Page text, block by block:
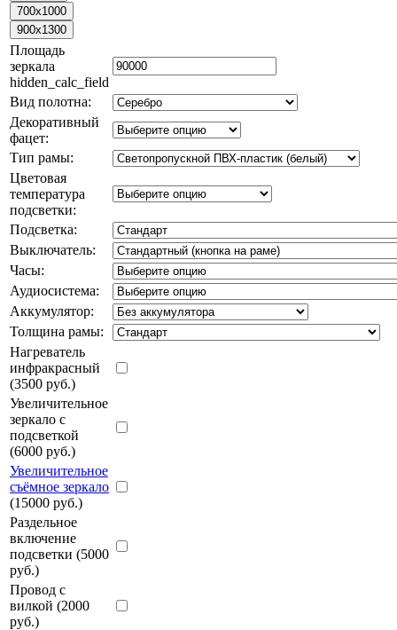
Площадь
зеркала
hidden_calc_field
Вид полотна:
Декоративный
фацет:
Тип рамы:
Цветовая
температура
подсветки:
Подсветка:
Выключатель:
Часы:
Аудиосистема:
Аккумулятор:
Толщина рамы:
Нагреватель
инфракрасный
(3500 руб.)
Увеличительное
зеркало с
подсветкой
(6000 руб.)
Увеличительное
съёмное зеркало
(15000 руб.)
Раздельное
включение
подсветки (5000
руб.)
Провод с
вилкой (2000
руб.)